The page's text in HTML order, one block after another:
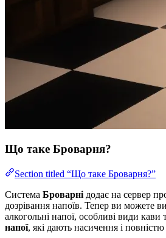
Що таке Броварня?
Section titled “Що таке Броварня?”
Система Броварні додає на сервер
дозрівання напоїв. Тепер ви можете
алкогольні напої, особливі види кави
напої, які дають насичення і